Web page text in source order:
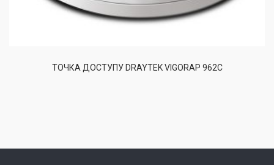
ТОЧКА ДОСТУПУ DRAYTEK VIGORAP 962C